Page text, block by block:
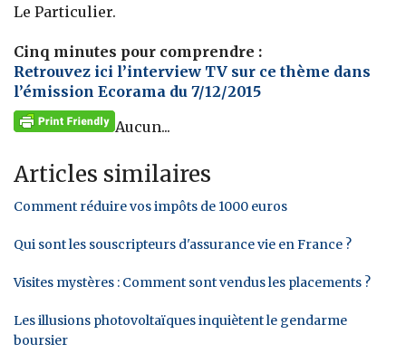
Le Particulier.
Cinq minutes pour comprendre :
Retrouvez ici l’interview TV sur ce thème dans
l’émission Ecorama du 7/12/2015
Aucun...
Articles similaires
Comment réduire vos impôts de 1000 euros
Qui sont les souscripteurs d'assurance vie en France ?
Visites mystères : Comment sont vendus les placements ?
Les illusions photovoltaïques inquiètent le gendarme
boursier